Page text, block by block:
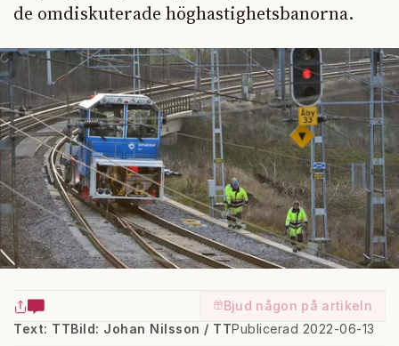
de omdiskuterade höghastighetsbanorna.
Bjud någon på artikeln
Text: TT
Publicerad 2022-06-13
Bild: Johan Nilsson / TT